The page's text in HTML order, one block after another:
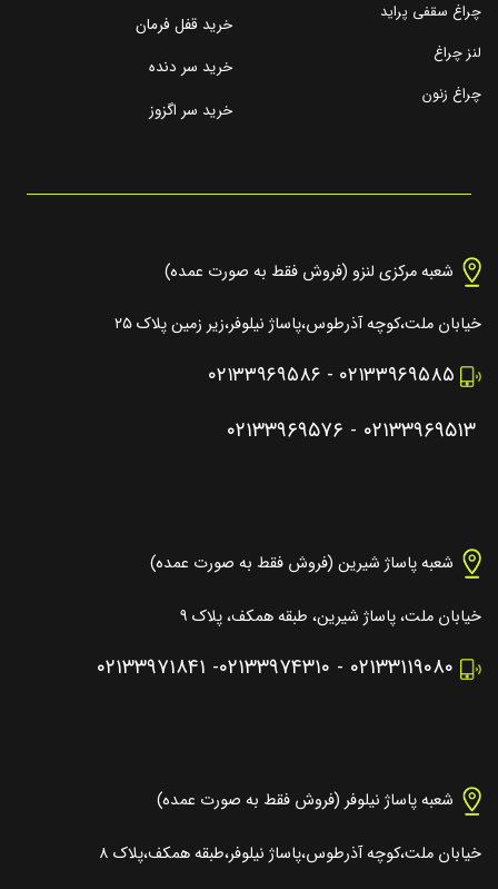
چراغ سقفی پراید
لنز چراغ
چراغ زنون
خرید قفل فرمان
خرید سر دنده
خرید سر اگزوز
شعبه مرکزی لنزو (فروش فقط به صورت عمده)
خیابان ملت،کوچه آذرطوس،پاساژ نیلوفر،زیر زمین پلاک ۲۵
۰۲۱۳۳۹۶۹۵۸۵ - ۰۲۱۳۳۹۶۹۵۸۶
۰۲۱۳۳۹۶۹۵۱۳ - ۰۲۱۳۳۹۶۹۵۷۶
شعبه پاساژ شیرین (فروش فقط به صورت عمده)
خیابان ملت، پاساژ شیرین، طبقه همکف، پلاک ۹
۰۲۱۳۳۱۱۹۰۸۰ - ۰۲۱۳۳۹۷۴۳۱۰- ۰۲۱۳۳۹۷۱۸۴۱
شعبه پاساژ نیلوفر (فروش فقط به صورت عمده)
خیابان ملت،کوچه آذرطوس،پاساژ نیلوفر،طبقه همکف،پلاک ۸